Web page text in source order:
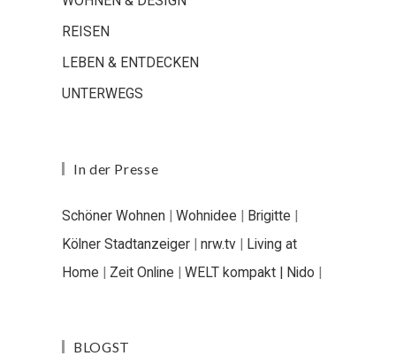
REISEN
LEBEN & ENTDECKEN
UNTERWEGS
In der Presse
Schöner Wohnen | Wohnidee | Brigitte |
Kölner Stadtanzeiger | nrw.tv | Living at
Home | Zeit Online | WELT kompakt | Nido |
BLOGST